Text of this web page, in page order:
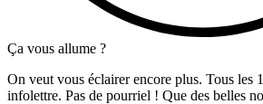
Ça vous allume ?
On veut vous éclairer encore plus. Tous les
infolettre. Pas de pourriel ! Que des belles